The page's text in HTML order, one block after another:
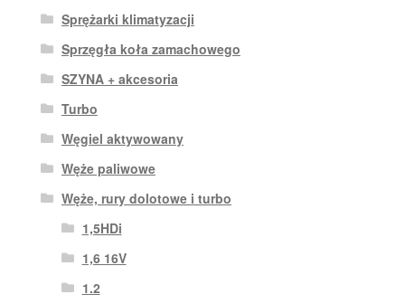
Sprężarki klimatyzacji
Sprzęgła koła zamachowego
SZYNA + akcesoria
Turbo
Węgiel aktywowany
Węże paliwowe
Węże, rury dolotowe i turbo
1,5HDi
1,6 16V
1.2